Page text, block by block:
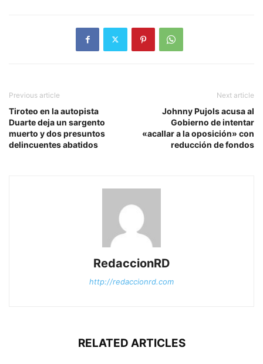
Previous article
Tiroteo en la autopista
Duarte deja un sargento
muerto y dos presuntos
delincuentes abatidos
Next article
Johnny Pujols acusa al
Gobierno de intentar
«acallar a la oposición» con
reducción de fondos
RedaccionRD
http://redaccionrd.com
RELATED ARTICLES